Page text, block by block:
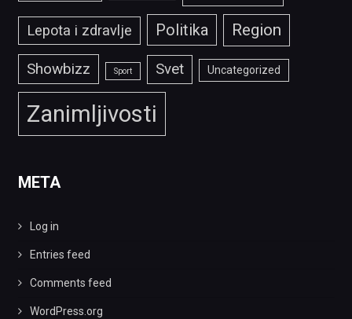
Lepota i zdravlje Politika Region
Showbizz Sport Svet Uncategorized
Zanimljivosti
META
Log in
Entries feed
Comments feed
WordPress.org